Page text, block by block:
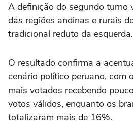
A definição do segundo turno
das regiões andinas e rurais
tradicional reduto da esquerda.
O resultado confirma a
cenário político peruano, com
mais votados recebendo
votos válidos, enquanto os
totalizaram mais de 16%.